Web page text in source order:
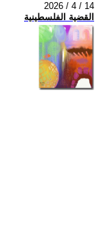
2026 / 4 / 14
القضية الفلسطينية